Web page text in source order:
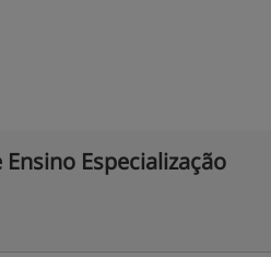
Ensino Especialização